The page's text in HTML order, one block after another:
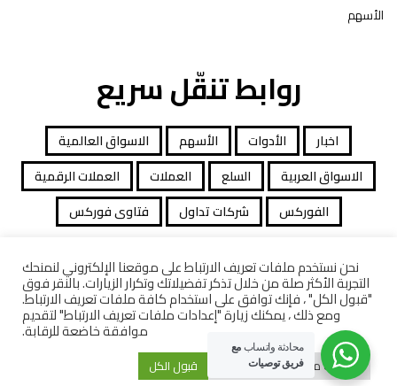
الأسهم
روابط تنقّل سريع
اخبار الأدوات الأسهم
الاسواق العالمية
الاسواق العربية
السلع العملات
العملات الرقمية
الفوركس
شركات تداول فتاوى فوركس
جميع الحقوق محفوظة توصيات التداول © 2026
افصاح المخاطرة معاملات قانونية كاشف الشركات
نحن نستخدم ملفات تعريف الارتباط على موقعنا الإلكتروني لنمنحك
التجربة الأكثر صلة من خلال تذكر تفضيلاتك وتكرار الزيارات. بالنقر فوق
"قبول الكل" ، فإنك توافق على استخدام كافة ملفات تعريف الارتباط.
ومع ذلك ، يمكنك زيارة "إعدادات ملفات تعريف الارتباط" لتقديم
موافقة خاضعة للرقابة.
إعدادات ملفات تعريف الارتباط قبول الكل
محادثة واتساب مع
فريق توصيات